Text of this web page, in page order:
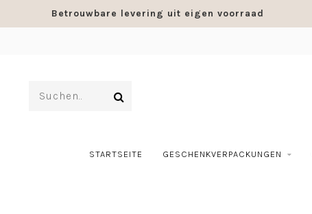
Betrouwbare levering uit eigen voorraad
STARTSEITE GESCHENKVERPACKUNGEN